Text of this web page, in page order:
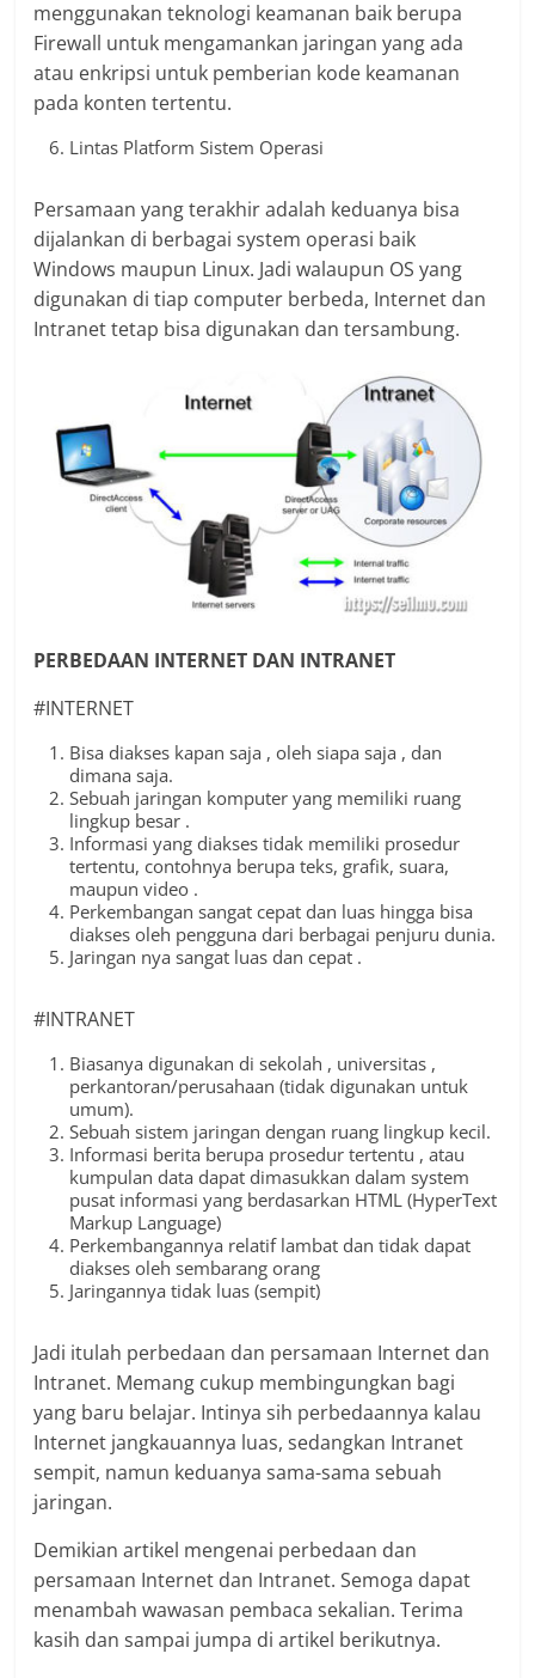
menggunakan teknologi keamanan baik berupa
Firewall untuk mengamankan jaringan yang ada
atau enkripsi untuk pemberian kode keamanan
pada konten tertentu.
Lintas Platform Sistem Operasi
Persamaan yang terakhir adalah keduanya bisa
dijalankan di berbagai system operasi baik
Windows maupun Linux. Jadi walaupun OS yang
digunakan di tiap computer berbeda, Internet dan
Intranet tetap bisa digunakan dan tersambung.
PERBEDAAN INTERNET DAN INTRANET
#INTERNET
Bisa diakses kapan saja , oleh siapa saja , dan
dimana saja.
Sebuah jaringan komputer yang memiliki ruang
lingkup besar .
Informasi yang diakses tidak memiliki prosedur
tertentu, contohnya berupa teks, grafik, suara,
maupun video .
Perkembangan sangat cepat dan luas hingga bisa
diakses oleh pengguna dari berbagai penjuru dunia.
Jaringan nya sangat luas dan cepat .
#INTRANET
Biasanya digunakan di sekolah , universitas ,
perkantoran/perusahaan (tidak digunakan untuk
umum).
Sebuah sistem jaringan dengan ruang lingkup kecil.
Informasi berita berupa prosedur tertentu , atau
kumpulan data dapat dimasukkan dalam system
pusat informasi yang berdasarkan HTML (HyperText
Markup Language)
Perkembangannya relatif lambat dan tidak dapat
diakses oleh sembarang orang
Jaringannya tidak luas (sempit)
Jadi itulah perbedaan dan persamaan Internet dan
Intranet. Memang cukup membingungkan bagi
yang baru belajar. Intinya sih perbedaannya kalau
Internet jangkauannya luas, sedangkan Intranet
sempit, namun keduanya sama-sama sebuah
jaringan.
Demikian artikel mengenai perbedaan dan
persamaan Internet dan Intranet. Semoga dapat
menambah wawasan pembaca sekalian. Terima
kasih dan sampai jumpa di artikel berikutnya.